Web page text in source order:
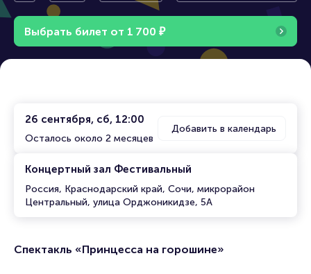
пектакль
Выбрать билет от 1 700 ₽
26 сентября, сб, 12:00
Осталось около 2 месяцев
Добавить в календарь
Концертный зал Фестивальный
Россия, Краснодарский край, Сочи, микрорайон
Центральный, улица Орджоникидзе, 5А
Спектакль «Принцесса на горошине»